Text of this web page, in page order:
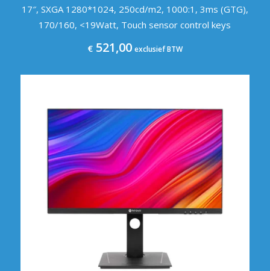
17″, SXGA 1280*1024, 250cd/m2, 1000:1, 3ms (GTG),
170/160, <19Watt, Touch sensor control keys
€521,00 exclusief BTW